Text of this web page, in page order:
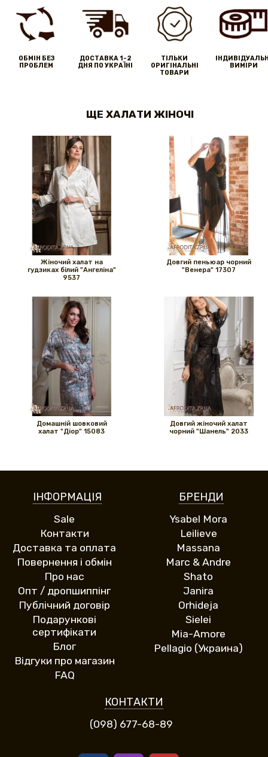
ОБМІН БЕЗ
ПРОБЛЕМ
ДОСТАВКА 1-2
ДНЯ ПО УКРАЇНІ
ТІЛЬКИ
ОРИГІНАЛЬНІ
ТОВАРИ
ВИМІРИ
ЩЕ ХАЛАТИ ЖІНОЧІ
Жіночий халат на
гудзиках білий "Ангеліна"
9537
Довгий пеньюар чорний
"Венера" ​​17307
Домашній шовковий
халат "Діор" 15083
Довгий жіночий халат
чорний "Шанель" 2033
ІНФОРМАЦІЯ
Sale
Контакти
Доставка та оплата
Повернення і обмін
Про нас
Опт / дропшиппінг
Публічний договір
Подарункові
сертифікати
Блог
Відгуки про магазин
FAQ
БРЕНДИ
Ysabel Mora
Leilieve
Massana
Marc & Andre
Shato
Janira
Orhideja
Sielei
Mia-Amore
Pellagio (Украина)
КОНТАКТИ
(098) 677-68-89